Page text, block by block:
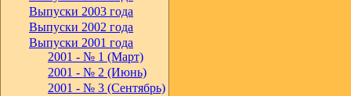
Выпуски 2003 года
Выпуски 2002 года
Выпуски 2001 года
2001 - № 1 (Март)
2001 - № 2 (Июнь)
2001 - № 3 (Сентябрь)